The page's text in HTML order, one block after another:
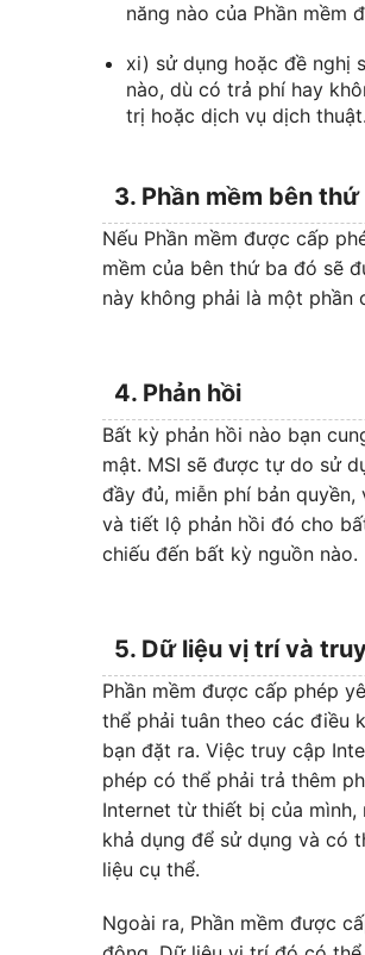
năng nào của Phần mềm
xi) sử dụng hoặc đề nghị
nào, dù có trả phí hay
trị hoặc dịch vụ dịch thuật.
3. Phần mềm bên thứ
Nếu Phần mềm được cấp
mềm của bên thứ ba đó sẽ
này không phải là một phần
4. Phản hồi
Bất kỳ phản hồi nào bạn
mật. MSI sẽ được tự do sử
đầy đủ, miễn phí bản
và tiết lộ phản hồi đó cho
chiếu đến bất kỳ nguồn nào.
5. Dữ liệu vị trí và
Phần mềm được cấp phép
thể phải tuân theo các điều
bạn đặt ra. Việc truy cập
phép có thể phải trả thêm
Internet từ thiết bị của
khả dụng để sử dụng và có
liệu cụ thể.
Ngoài ra, Phần mềm được